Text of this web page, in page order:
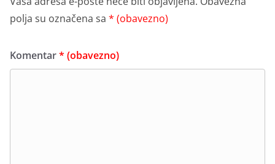
polja su označena sa * (obavezno)
Komentar* (obavezno)